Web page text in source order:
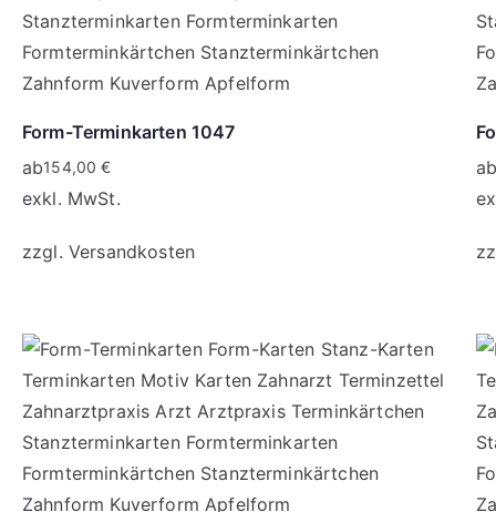
Form-Terminkarten 1047
ab154,00€
exkl. MwSt.
zzgl. Versandkosten